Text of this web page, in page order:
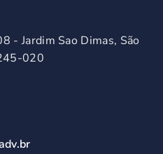
- Jardim Sao Dimas, São
020